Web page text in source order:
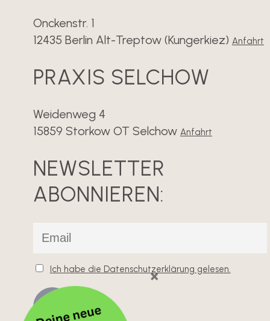
Onckenstr. 1
12435 Berlin Alt-Treptow (Kungerkiez) Anfahrt
PRAXIS SELCHOW
Weidenweg 4
15859 Storkow OT Selchow Anfahrt
NEWSLETTER
ABONNIEREN:
Ich habe die Datenschutzerklärung gelesen.
×